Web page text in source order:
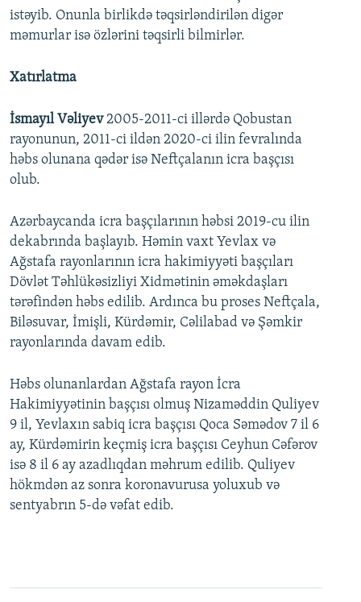
istəyib. Onunla birlikdə təqsirləndirilən digər
məmurlar isə özlərini təqsirli bilmirlər.
Xatırlatma
İsmayıl Vəliyev2005-2011-ci illərdə Qobustan
rayonunun, 2011-ci ildən 2020-ci ilin fevralında
həbs olunana qədər isə Neftçalanın icra başçısı
olub.
Azərbaycanda icra başçılarının həbsi 2019-cu ilin
dekabrında başlayıb. Həmin vaxt Yevlax və
Ağstafa rayonlarının icra hakimiyyəti başçıları
Dövlət Təhlükəsizliyi Xidmətinin əməkdaşları
tərəfindən həbs edilib. Ardınca bu proses Neftçala,
Biləsuvar, İmişli, Kürdəmir, Cəlilabad və Şəmkir
rayonlarında davam edib.
Həbs olunanlardan Ağstafa rayon İcra
Hakimiyyətinin başçısı olmuş Nizaməddin Quliyev
9 il, Yevlaxın sabiq icra başçısı Qoca Səmədov 7 il 6
ay, Kürdəmirin keçmiş icra başçısı Ceyhun Cəfərov
isə 8 il 6 ay azadlıqdan məhrum edilib. Quliyev
hökmdən az sonra koronavurusa yoluxub və
sentyabrın 5-də vəfat edib.